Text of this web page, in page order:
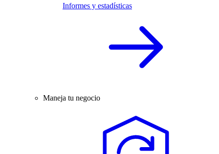
Informes y estadísticas
Maneja tu negocio